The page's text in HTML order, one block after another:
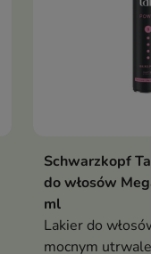
Pokaż
Schwarzkopf
do włosów
ml
Lakier do
mocnym